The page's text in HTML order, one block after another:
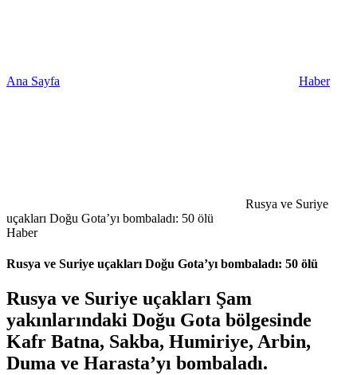
Ana Sayfa Haber
Rusya ve Suriye
uçakları Doğu Gota’yı bombaladı: 50 ölü
Haber
Rusya ve Suriye uçakları Doğu Gota’yı bombaladı: 50 ölü
Rusya ve Suriye uçakları Şam
yakınlarındaki Doğu Gota bölgesinde
Kafr Batna, Sakba, Humiriye, Arbin,
Duma ve Harasta’yı bombaladı.